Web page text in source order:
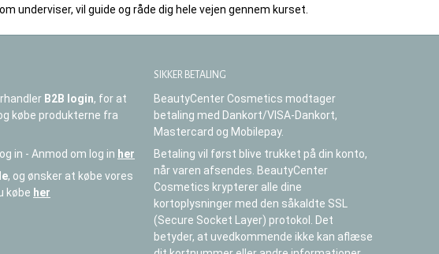
underviser, vil guide og råde dig hele vejen gennem kurset.
B2B login, for at
købe produkterne fra
in - Anmod om log in her
, og ønsker at købe vores
købe her
SIKKER BETALING
BeautyCenter Cosmetics modtager
betaling med Dankort/VISA-Dankort,
Mastercard og Mobilepay.
Betaling vil først blive trukket på din konto,
når varen afsendes. BeautyCenter
Cosmetics krypterer alle dine
kortoplysninger med den såkaldte SSL
(Secure Socket Layer) protokol. Det
betyder, at uvedkommende ikke kan aflæse